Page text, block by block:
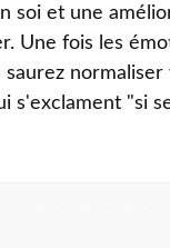
soi et une
Une fois les
s'exclament "si